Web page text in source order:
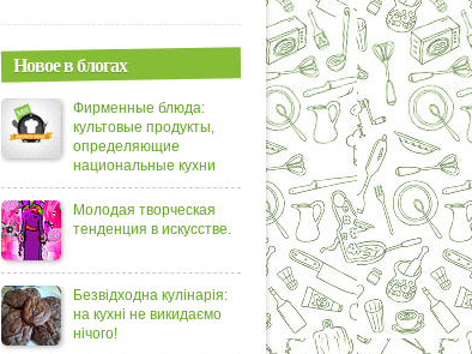
Новое в блогах
Фирменные блюда:
культовые продукты,
определяющие
национальные кухни
Молодая творческая
тенденция в искусстве.
Безвідходна кулінарія:
на кухні не викидаємо
нічого!